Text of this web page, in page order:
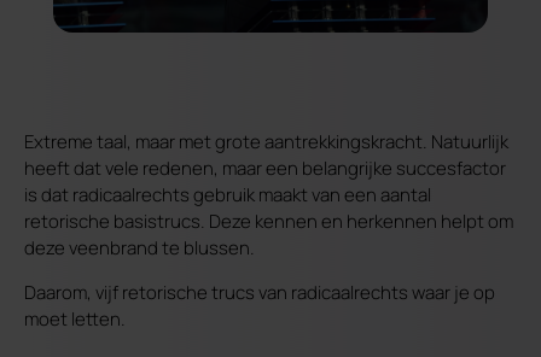
Extreme taal, maar met grote aantrekkingskracht. Natuurlijk
heeft dat vele redenen, maar een belangrijke succesfactor
is dat radicaalrechts gebruik maakt van een aantal
retorische basistrucs. Deze kennen en herkennen helpt om
deze veenbrand te blussen.
Daarom, vijf retorische trucs van radicaalrechts waar je op
moet letten.